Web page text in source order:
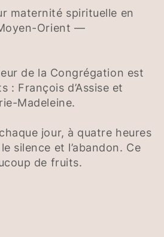
maternité spirituelle en
Orient —
de la Congrégation est
: François d’Assise et
Madeleine.
jour, à quatre heures
silence et l’abandon. Ce
de fruits.